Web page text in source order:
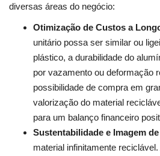
diversas áreas do negócio:
Otimização de Custos a
unitário possa ser similar ou
plástico, a durabilidade do
por vazamento ou deformação
possibilidade de compra em
valorização do material
para um balanço financeiro
Sustentabilidade e Imagem
material infinitamente